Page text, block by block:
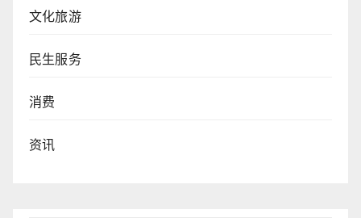
文化旅游
民生服务
消费
资讯